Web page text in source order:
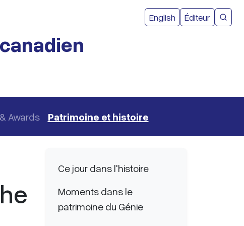
English Menu du
Éditeur
Awards Patrimoine et histoire
Navigation principale
Ce jour dans l'histoire
Moments dans le
patrimoine du Génie